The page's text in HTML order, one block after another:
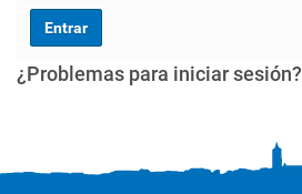
¿Problemas para iniciar sesión?